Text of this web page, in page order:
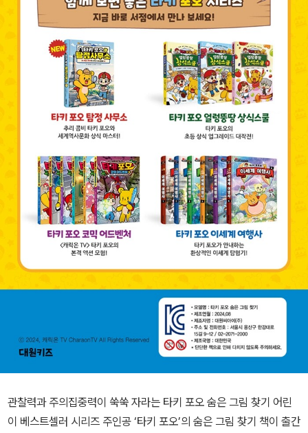
관찰력과 주의집중력이 쑥쑥 자라는 타키 포오 숨은 그림 찾기 어린
이 베스트셀러 시리즈 주인공 ‘타키 포오’의 숨은 그림 찾기 책이 출간